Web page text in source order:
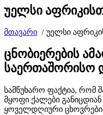
უელსი
მთავარი უელსი
ცნობიერების
საერთაშორისო
სამწუხარო ფაქტია, რომ
მყოფი ქალები
ყოველდღიური